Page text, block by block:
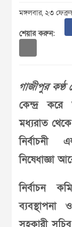
মঙ্গলবার, ২৩
শেয়ার করুন:
গাজীপুর কণ্ঠ
কেন্দ্র করে
মধ্যরাত
নির্বাচনী
নিষেধাজ্ঞা
নির্বাচন